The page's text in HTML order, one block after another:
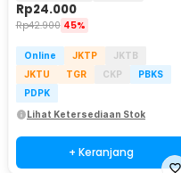
Rp24.000
Rp42.900 45%
Online JKTP
JKTB
JKTU
TGR CKP
PBKS
PDPK
Lihat Ketersediaan Stok
+ Keranjang